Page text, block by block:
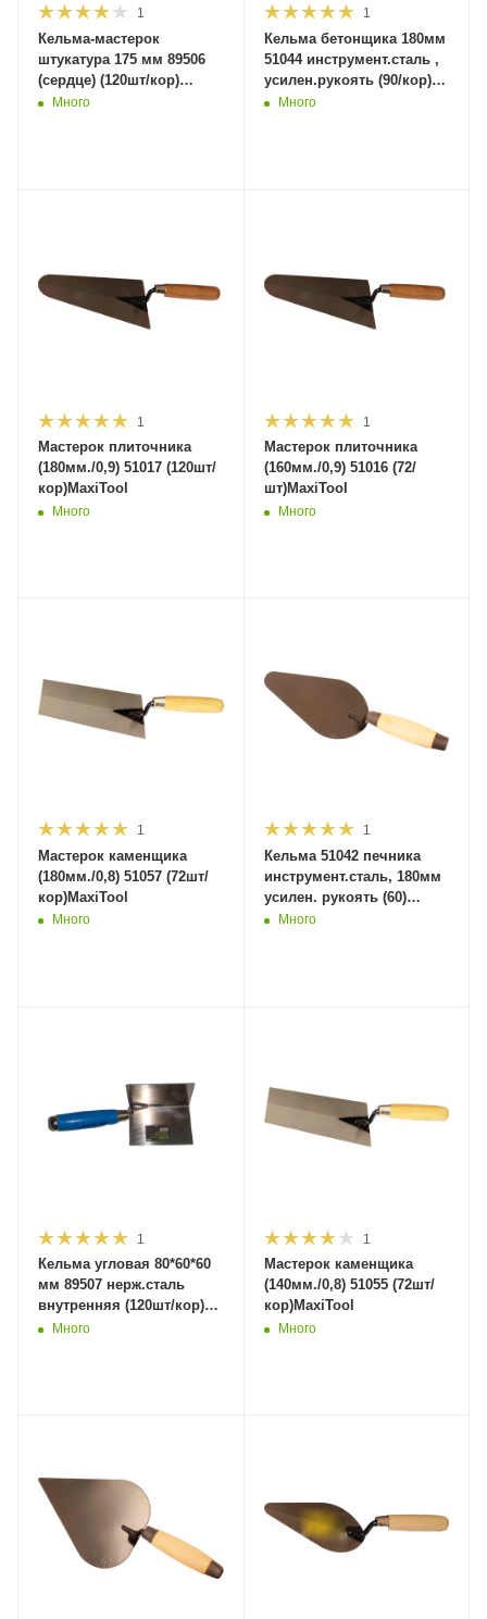
1
Кельма-мастерок
штукатура 175 мм 89506
(сердце) (120шт/кор)
MaxiTool
Много
1
Кельма бетонщика 180мм
51044 инструмент.сталь ,
усилен.рукоять (90/кор)
MaxiTool
Много
1
Мастерок плиточника
(180мм./0,9) 51017 (120шт/
кор)MaxiTool
Много
1
Мастерок плиточника
(160мм./0,9) 51016 (72/
шт)MaxiTool
Много
1
Мастерок каменщика
(180мм./0,8) 51057 (72шт/
кор)MaxiTool
Много
1
Кельма 51042 печника
инструмент.сталь, 180мм
усилен. рукоять (60)
MaxiTool
Много
1
Кельма угловая 80*60*60
мм 89507 нерж.сталь
внутренняя (120шт/кор)
MaxiTool
Много
1
Мастерок каменщика
(140мм./0,8) 51055 (72шт/
кор)MaxiTool
Много